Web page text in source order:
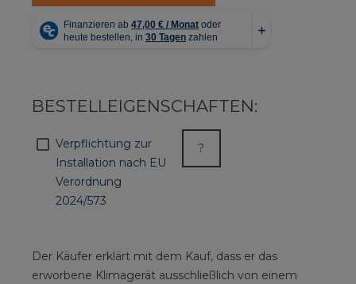
BESTELLEIGENSCHAFTEN:
Verpflichtung zur
Installation nach EU
Verordnung
2024/573
?
Der Käufer erklärt mit dem Kauf, dass er das
erworbene Klimagerät ausschließlich von einem